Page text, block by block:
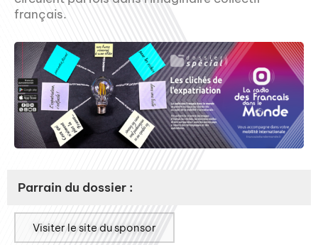
français.
Parrain du dossier :
Visiter le site du sponsor